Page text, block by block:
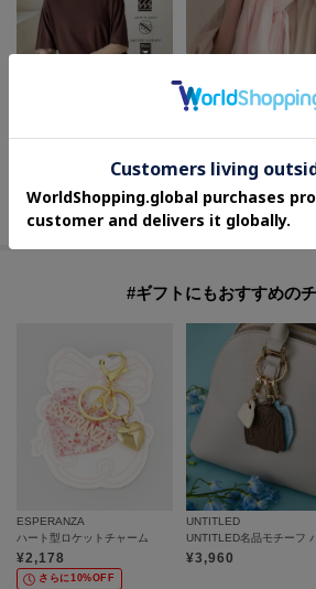
【UV／接触冷感／抗ピル】シアー＆レイヤード風さらりニット《洗濯機OK》
さらに10%OFF
コットンリネンストール
¥3,564
さらに20%OFF
#ギフトにもおすすめの
ESPERANZA
ハート型ロケットチャーム
¥2,178
さらに10%OFF
UNTITLED
¥3,960